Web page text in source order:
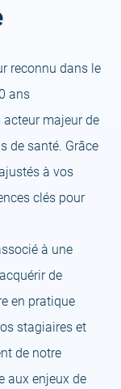
reconnu dans le
ans
acteur majeur de
de santé. Grâce
à vos
clés pour
à une
de
en pratique
stagiaires et
de notre
aux enjeux de